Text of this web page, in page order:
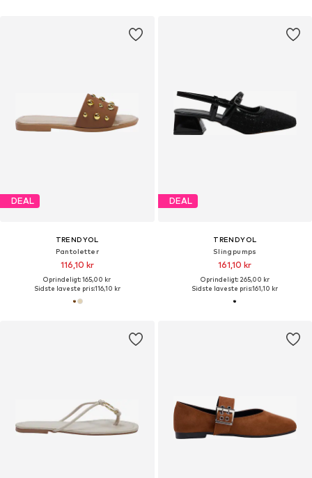
DEAL
TRENDYOL
Pantoletter
116,10 kr
Oprindeligt: 165,00 kr
Sidste laveste pris:116,10 kr
DEAL
TRENDYOL
Slingpumps
161,10 kr
Oprindeligt: 265,00 kr
Sidste laveste pris:161,10 kr